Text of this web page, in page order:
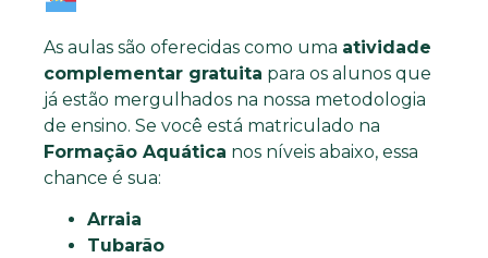
As aulas são oferecidas como uma atividade
complementar gratuita para os alunos que
já estão mergulhados na nossa metodologia
de ensino. Se você está matriculado na
Formação Aquática nos níveis abaixo, essa
chance é sua:
Arraia
Tubarão